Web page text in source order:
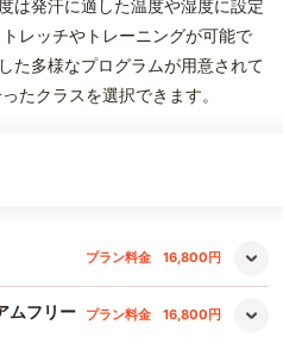
は発汗に適した温度や湿度に設定
レッチやトレーニングが可能で
た多様なプログラムが用意されて
たクラスを選択できます。
プラン料金 16,800円
ムフリー プラン料金 16,800円